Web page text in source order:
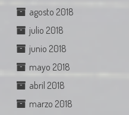
agosto 2018
julio 2018
junio 2018
mayo 2018
abril 2018
marzo 2018